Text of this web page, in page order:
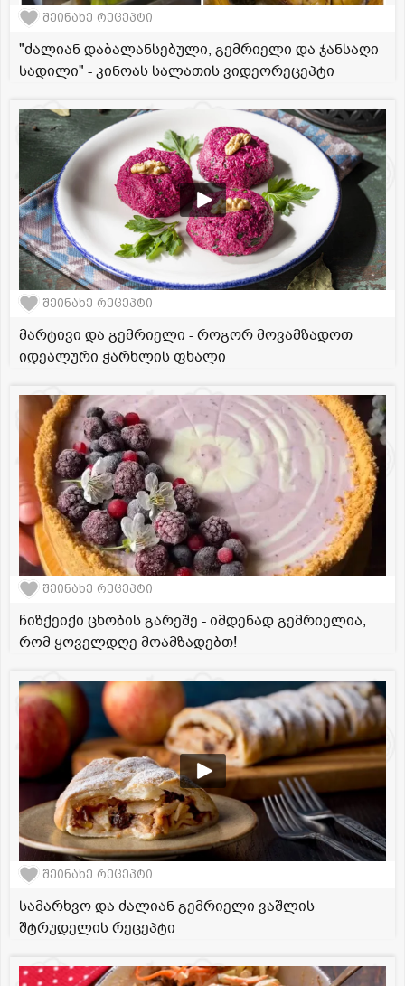
შეინახე რეცეპტი
"ძალიან დაბალანსებული, გემრიელი და ჯანსაღი
სადილი" - კინოას სალათის ვიდეორეცეპტი
შეინახე რეცეპტი
მარტივი და გემრიელი - როგორ მოვამზადოთ
იდეალური ჭარხლის ფხალი
შეინახე რეცეპტი
ჩიზქეიქი ცხობის გარეშე - იმდენად გემრიელია,
რომ ყოველდღე მოამზადებთ!
შეინახე რეცეპტი
სამარხვო და ძალიან გემრიელი ვაშლის
შტრუდელის რეცეპტი